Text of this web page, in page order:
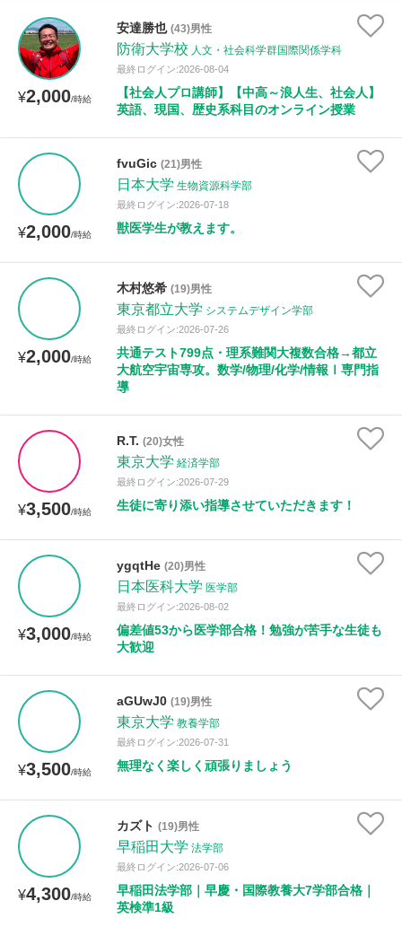
¥2,000/時給
安達勝也 (43)男性
防衛大学校 人文・社会科学群国際関係学科
最終ログイン:2026-08-04
【社会人プロ講師】【中高～浪人生、社会人】
英語、現国、歴史系科目のオンライン授業
¥2,000/時給
fvuGic (21)男性
日本大学 生物資源科学部
最終ログイン:2026-07-18
獣医学生が教えます。
¥2,000/時給
木村悠希 (19)男性
東京都立大学 システムデザイン学部
最終ログイン:2026-07-26
共通テスト799点・理系難関大複数合格→都立
大航空宇宙専攻。数学/物理/化学/情報Ⅰ専門指
導
¥3,500/時給
R.T. (20)女性
東京大学 経済学部
最終ログイン:2026-07-29
生徒に寄り添い指導させていただきます！
¥3,000/時給
ygqtHe (20)男性
日本医科大学 医学部
最終ログイン:2026-08-02
偏差値53から医学部合格！勉強が苦手な生徒も
大歓迎
¥3,500/時給
aGUwJ0 (19)男性
東京大学 教養学部
最終ログイン:2026-07-31
無理なく楽しく頑張りましょう
¥4,300/時給
カズト (19)男性
早稲田大学 法学部
最終ログイン:2026-07-06
早稲田法学部｜早慶・国際教養大7学部合格｜
英検準1級